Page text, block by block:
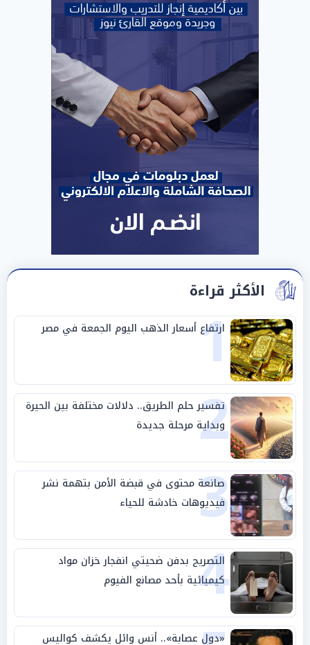
الأكثر قراءة
1
ارتفاع أسعار الذهب اليوم الجمعة في مصر
2
تفسير حلم الطريق.. دلالات مختلفة بين الحيرة
وبداية مرحلة جديدة
3
صانعة محتوى في قبضة الأمن بتهمة نشر
فيديوهات خادشة للحياء
4
التصريح بدفن ضحيتي انفجار خزان مواد
كيميائية بأحد مصانع الفيوم
«دول عصابة».. أنس وائل يكشف كواليس